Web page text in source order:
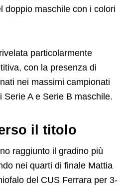
doppio maschile con i colori
particolarmente
con la presenza di
nei massimi campionati
Serie A e Serie B maschile.
il titolo
raggiunto il gradino più
nei quarti di finale Mattia
del CUS Ferrara per 3-